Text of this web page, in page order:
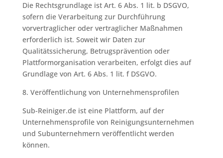
Die Rechtsgrundlage ist Art. 6 Abs. 1 lit. b DSGVO,
sofern die Verarbeitung zur Durchführung
vorvertraglicher oder vertraglicher Maßnahmen
erforderlich ist. Soweit wir Daten zur
Qualitätssicherung, Betrugsprävention oder
Plattformorganisation verarbeiten, erfolgt dies auf
Grundlage von Art. 6 Abs. 1 lit. f DSGVO.
8. Veröffentlichung von Unternehmensprofilen
Sub-Reiniger.de ist eine Plattform, auf der
Unternehmensprofile von Reinigungsunternehmen
und Subunternehmern veröffentlicht werden
können.